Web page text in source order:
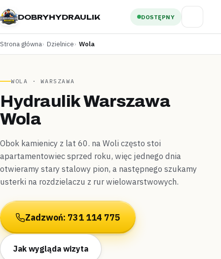
DOBRYHYDRAULIK DOSTĘPNY
Strona główna Dzielnice Wola
WOLA · WARSZAWA
Hydraulik Warszawa
Wola
Obok kamienicy z lat 60. na Woli często stoi
apartamentowiec sprzed roku, więc jednego dnia
otwieramy stary stalowy pion, a następnego szukamy
usterki na rozdzielaczu z rur wielowarstwowych.
Zadzwoń: 731 114 775
Jak wygląda wizyta